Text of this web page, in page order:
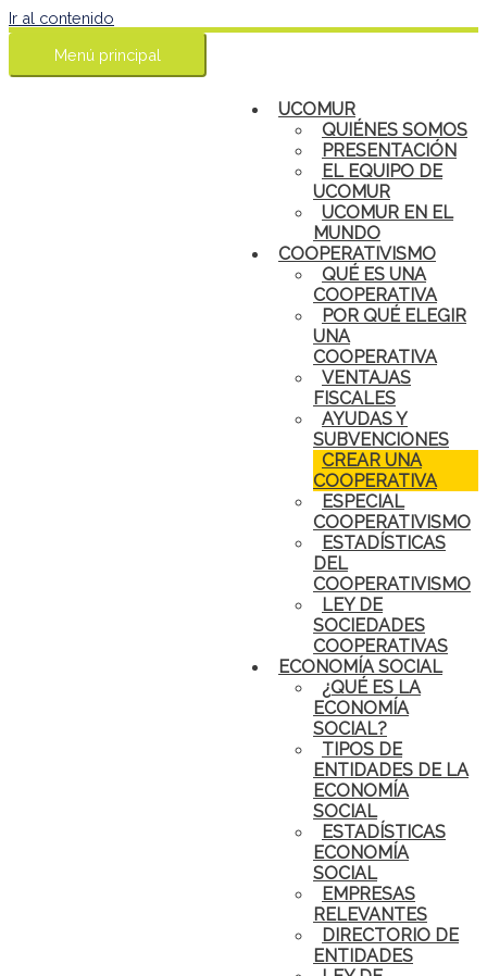
Ir al contenido
Menú principal
UCOMUR
QUIÉNES SOMOS
PRESENTACIÓN
EL EQUIPO DE
UCOMUR
UCOMUR EN EL
MUNDO
COOPERATIVISMO
QUÉ ES UNA
COOPERATIVA
POR QUÉ ELEGIR
UNA
COOPERATIVA
VENTAJAS
FISCALES
AYUDAS Y
SUBVENCIONES
CREAR UNA
COOPERATIVA
ESPECIAL
COOPERATIVISMO
ESTADÍSTICAS
DEL
COOPERATIVISMO
LEY DE
SOCIEDADES
COOPERATIVAS
ECONOMÍA SOCIAL
¿QUÉ ES LA
ECONOMÍA
SOCIAL?
TIPOS DE
ENTIDADES DE LA
ECONOMÍA
SOCIAL
ESTADÍSTICAS
ECONOMÍA
SOCIAL
EMPRESAS
RELEVANTES
DIRECTORIO DE
ENTIDADES